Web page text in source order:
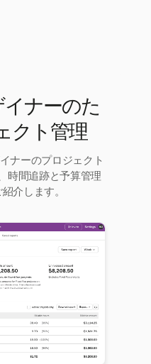
イナーのた
クト管理
ナーのプロジェクト
時間追跡と予算管理
介します。